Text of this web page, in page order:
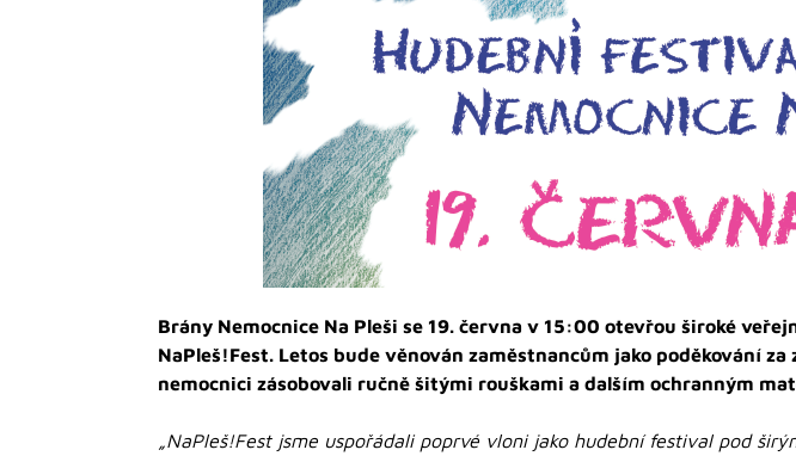
Brány Nemocnice Na Pleši se 19. června v 15:00 otevřou široké
NaPleš!Fest. Letos bude věnován zaměstnancům jako poděkování
nemocnici zásobovali ručně šitými rouškami a dalším ochranným
„NaPleš!Fest jsme uspořádali poprvé vloni jako hudební festival pod